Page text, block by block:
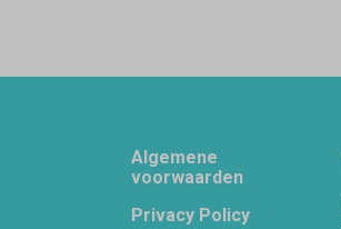
Footer
Algemene
voorwaarden
Privacy Policy